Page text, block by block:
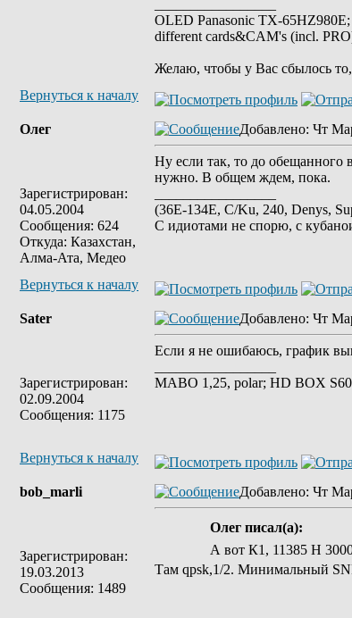
OLED Panasonic TX-
different cards&CAM's (incl.
Желаю, чтобы у Вас сбылось
Вернуться к началу
Олег
Зарегистрирован:
04.05.2004
Сообщения: 624
Откуда: Казахстан,
Алма-Ата, Медео
Добавлено: Чт
Ну если так, то до обещанного
нужно. В общем ждем, пока.
(36E-134E, C/Ku, 240, Denys,
С идиотами не спорю, с
Вернуться к началу
Sater
Зарегистрирован:
02.09.2004
Сообщения: 1175
Добавлено: Чт
Если я не ошибаюсь, график
MABO 1,25, polar; HD BOX
Вернуться к началу
bob_marli
Зарегистрирован:
19.03.2013
Сообщения: 1489
Добавлено: Чт
Олег писал(а):
А вот К1, 11385 Н
Там qpsk,1/2. Минимальный